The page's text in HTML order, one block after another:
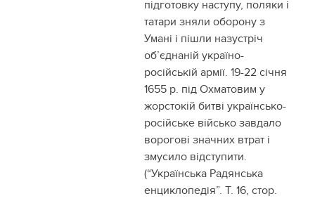
підготовку наступу, поляки і
татари зняли оборону з
Умані і пішли назустріч
об’єднаній україно-
російській армії. 19-22 січня
1655 р. під Охматовим у
жорстокій битві українсько-
російське військо завдало
ворогові значних втрат і
змусило відступити.
(“Українська Радянська
енциклопедія”. Т. 16, стор.